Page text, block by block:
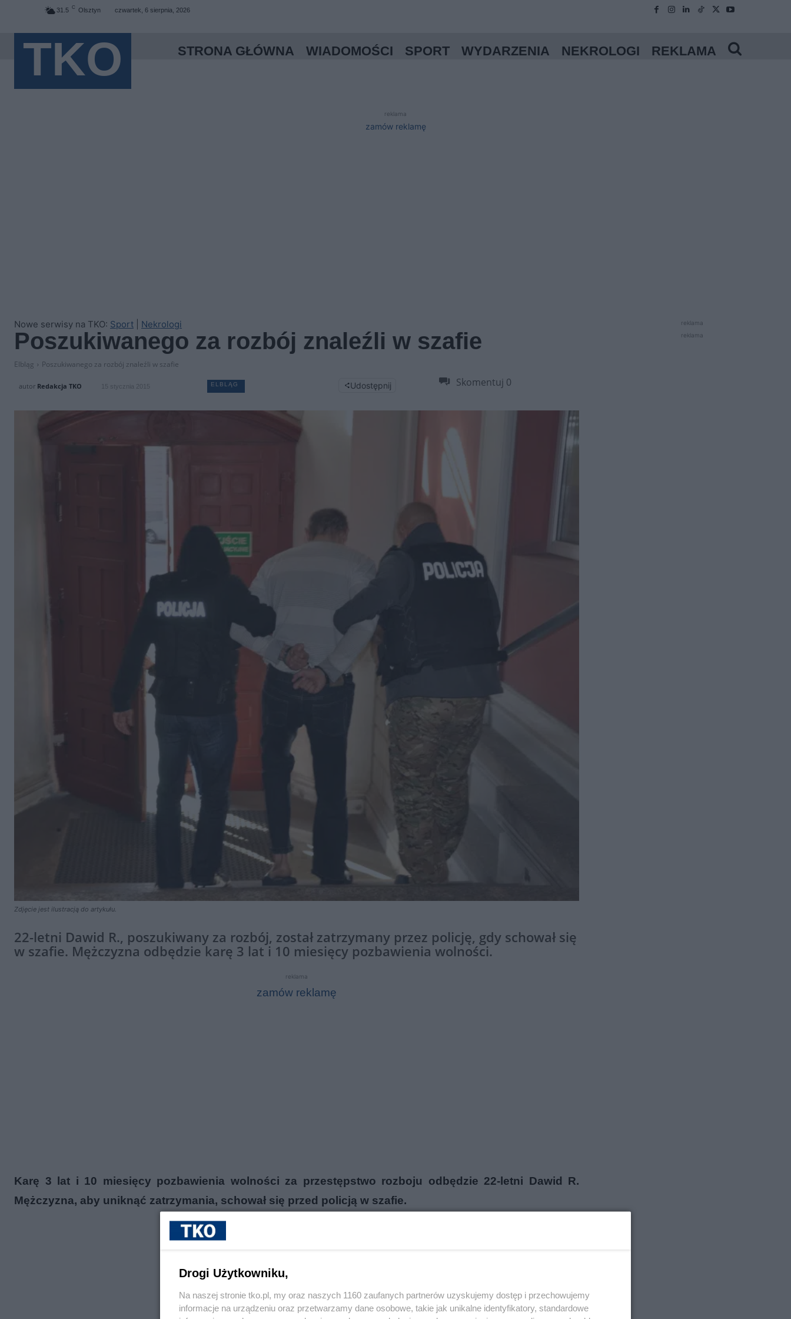
31.5 C Olsztyn czwartek, 6 sierpnia, 2026
TKO STRONA GŁÓWNA WIADOMOŚCI SPORT WYDARZENIA NEKROLOGI REKLAMA
reklama
zamów reklamę
Nowe serwisy na TKO: Sport Nekrologi
Poszukiwanego za rozbój znaleźli w szafie
Elbląg Poszukiwanego za rozbój znaleźli w szafie
autor Redakcja TKO 15 stycznia 2015 ELBLĄG Udostępnij Skomentuj 0
Zdjęcie jest ilustracją do artykułu.
22-letni Dawid R., poszukiwany za rozbój, został zatrzymany przez policję, gdy schował się
w szafie. Mężczyzna odbędzie karę 3 lat i 10 miesięcy pozbawienia wolności.
reklama
zamów reklamę
Karę 3 lat i 10 miesięcy pozbawienia wolności za przestępstwo rozboju odbędzie 22-letni Dawid R.
Mężczyzna, aby uniknąć zatrzymania, schował się przed policją w szafie.
reklama
reklama
Drogi Użytkowniku,
Na naszej stronie tko.pl, my oraz naszych 1160 zaufanych partnerów uzyskujemy dostęp i przechowujemy
informacje na urządzeniu oraz przetwarzamy dane osobowe, takie jak unikalne identyfikatory, standardowe